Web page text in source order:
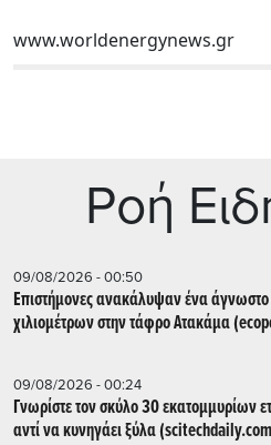
www.worldenergynews.gr
Ρoή
09/08/2026 - 00:50
Επιστήμονες ανακάλυψαν ένα
χιλιομέτρων στην τάφρο Ατακάμα
09/08/2026 - 00:24
Γνωρίστε τον σκύλο 30
αντί να κυνηγάει ξύλα